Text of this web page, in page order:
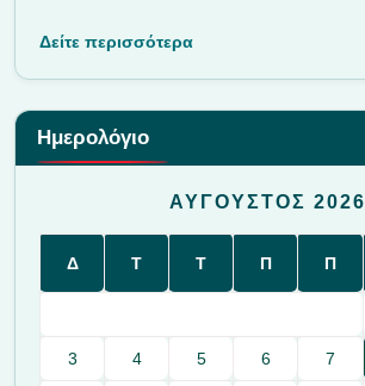
Δείτε περισσότερα
Ημερολόγιο
ΑΎΓΟΥΣΤΟΣ 2026
Δ Τ Τ Π Π
3 4 5 6 7